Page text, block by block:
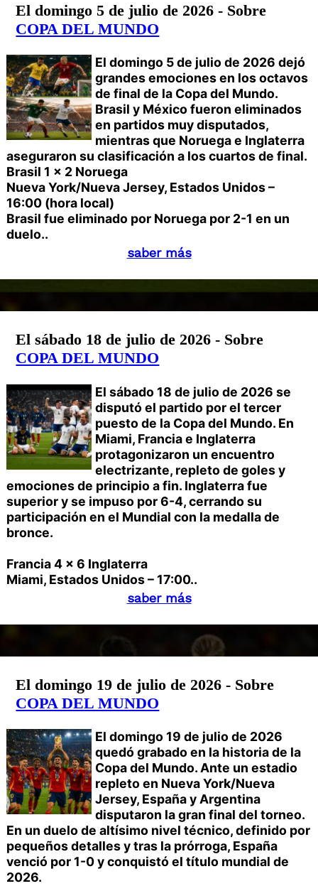
El domingo 5 de julio de 2026 - Sobre
COPA DEL MUNDO
El domingo 5 de julio de 2026 dejó
grandes emociones en los octavos
de final de la Copa del Mundo.
Brasil y México fueron eliminados
en partidos muy disputados,
mientras que Noruega e Inglaterra
aseguraron su clasificación a los cuartos de final.
Brasil 1 x 2 Noruega
Nueva York/Nueva Jersey, Estados Unidos –
16:00 (hora local)
Brasil fue eliminado por Noruega por 2-1 en un
duelo..
saber más
El sábado 18 de julio de 2026 - Sobre
COPA DEL MUNDO
El sábado 18 de julio de 2026 se
disputó el partido por el tercer
puesto de la Copa del Mundo. En
Miami, Francia e Inglaterra
protagonizaron un encuentro
electrizante, repleto de goles y
emociones de principio a fin. Inglaterra fue
superior y se impuso por 6-4, cerrando su
participación en el Mundial con la medalla de
bronce.
Francia 4 x 6 Inglaterra
Miami, Estados Unidos – 17:00..
saber más
El domingo 19 de julio de 2026 - Sobre
COPA DEL MUNDO
El domingo 19 de julio de 2026
quedó grabado en la historia de la
Copa del Mundo. Ante un estadio
repleto en Nueva York/Nueva
Jersey, España y Argentina
disputaron la gran final del torneo.
En un duelo de altísimo nivel técnico, definido por
pequeños detalles y tras la prórroga, España
venció por 1-0 y conquistó el título mundial de
2026.